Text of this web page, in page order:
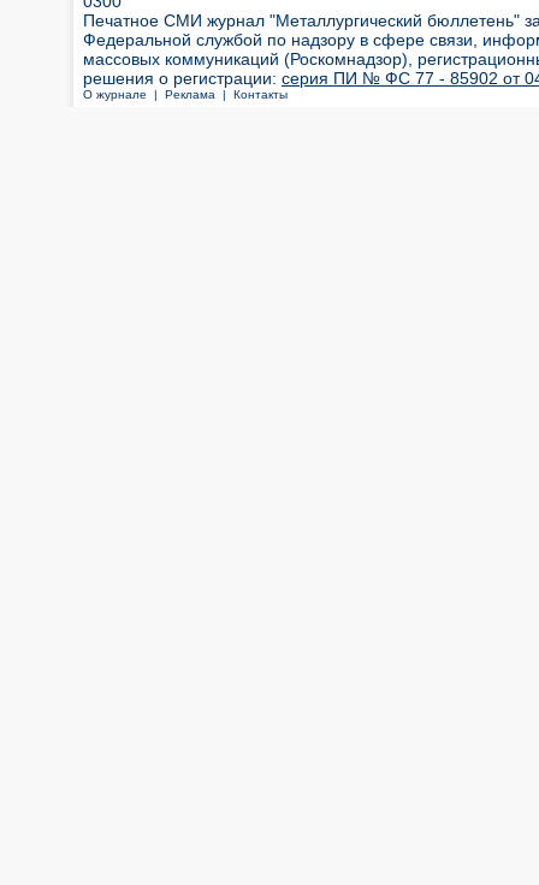
Печатное СМИ журнал "Металлургический бюллетень"
Федеральной службой по надзору в сфере связи,
массовых коммуникаций (Роскомнадзор),
решения о регистрации: серия ПИ № ФС 77 - 85902 от 04
О журнале | Реклама | Контакты